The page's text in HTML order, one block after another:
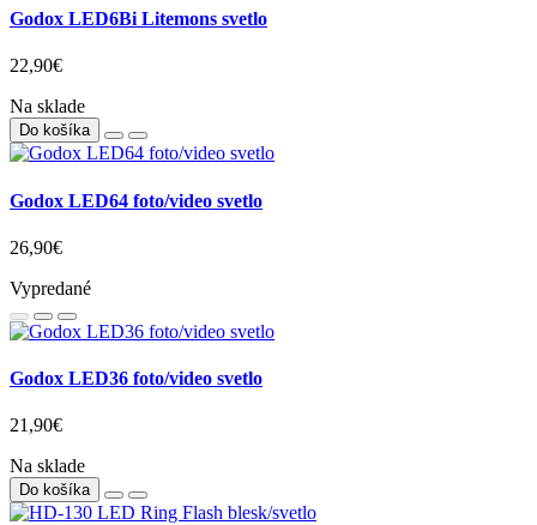
Godox LED6Bi Litemons svetlo
22,90€
Na sklade
Do košíka
Godox LED64 foto/video svetlo
26,90€
Vypredané
Godox LED36 foto/video svetlo
21,90€
Na sklade
Do košíka